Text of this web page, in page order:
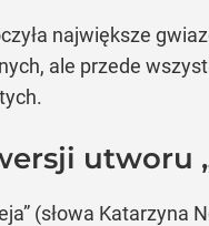
największe
ale przede
utworu
(słowa